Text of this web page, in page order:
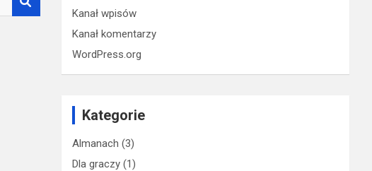
Kanał wpisów
Kanał komentarzy
WordPress.org
Kategorie
Almanach (3)
Dla graczy (1)